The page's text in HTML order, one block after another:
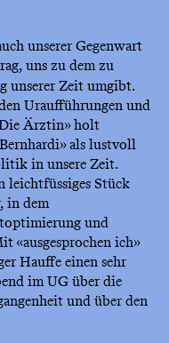
unserer Gegenwart
uns zu dem zu
unserer Zeit umgibt.
Uraufführungen und
Ärztin» holt
als lustvoll
in unsere Zeit.
leichtfüssiges Stück
in dem
und
«ausgesprochen ich»
Hauffe einen sehr
im UG über die
und über den